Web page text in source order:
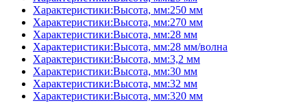
Характеристики:Высота, мм:250 мм
Характеристики:Высота, мм:270 мм
Характеристики:Высота, мм:28 мм
Характеристики:Высота, мм:28 мм/волна
Характеристики:Высота, мм:3,2 мм
Характеристики:Высота, мм:30 мм
Характеристики:Высота, мм:32 мм
Характеристики:Высота, мм:320 мм